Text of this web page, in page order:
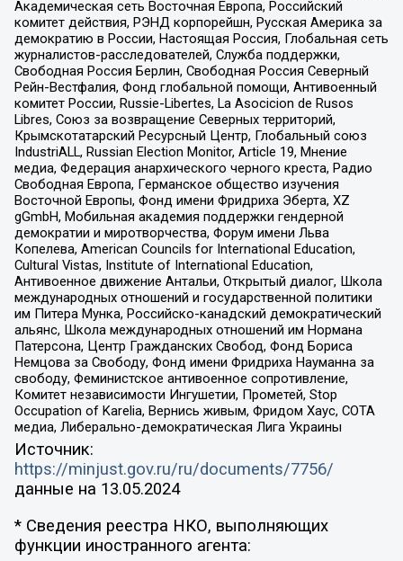
Академическая сеть Восточная Европа, Российский
комитет действия, РЭНД корпорейшн, Русская Америка за
демократию в России, Настоящая Россия, Глобальная сеть
журналистов-расследователей, Служба поддержки,
Свободная Россия Берлин, Свободная Россия Северный
Рейн-Вестфалия, Фонд глобальной помощи, Антивоенный
комитет России, Russie-Libertes, La Asocicion de Rusos
Libres, Союз за возвращение Северных территорий,
Крымскотатарский Ресурсный Центр, Глобальный союз
IndustriALL, Russian Election Monitor, Article 19, Мнение
медиа, Федерация анархического черного креста, Радио
Свободная Европа, Германское общество изучения
Восточной Европы, Фонд имени Фридриха Эберта, XZ
gGmbH, Мобильная академия поддержки гендерной
демократии и миротворчества, Форум имени Льва
Копелева, American Councils for International Education,
Cultural Vistas, Institute of International Education,
Антивоенное движение Антальи, Открытый диалог, Школа
международных отношений и государственной политики
им Питера Мунка, Российско-канадский демократический
альянс, Школа международных отношений им Нормана
Патерсона, Центр Гражданских Свобод, Фонд Бориса
Немцова за Свободу, Фонд имени Фридриха Науманна за
свободу, Феминистское антивоенное сопротивление,
Комитет независимости Ингушетии, Прометей, Stop
Occupation of Karelia, Вернись живым, Фридом Хаус, СОТА
медиа, Либерально-демократическая Лига Украины
Источник:
https://minjust.gov.ru/ru/documents/7756/
данные на 13.05.2024
* Сведения реестра НКО, выполняющих
функции иностранного агента: